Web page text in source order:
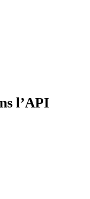
l’API